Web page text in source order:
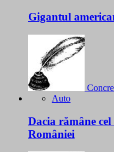
Gigantul
Auto
Dacia rămâne
României